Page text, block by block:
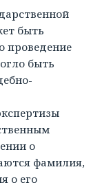
быть
проведение
быть
о
фамилия,
о его